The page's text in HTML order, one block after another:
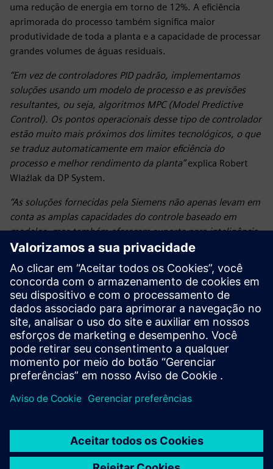
uma redução de energia em torno de 12%. A eficiência
aprimorada do processo também significa maior
produtividade de toda a planta e a capacidade de processar
grandes volumes de águas residuais.
“Em vez de controladores PID padrão, implementamos
soluções usando um modelo de processo e as previsões
resultantes, ou seja, algoritmos MPC (Model Predictive
Control). Os pontos operacionais desse tipo de controlador
estão muito mais próximos dos limites tecnológicos, o que
se traduz automaticamente em maior eficiência do
processo e melhor rendimento da planta”explica Robert
Wlaźlak da DP System.
“As soluções fornecidas pela Siemens não apenas levam em
conta as amplas capacidades do controle baseado em
modelos, mas também oferecem suporte para inteligência
artificial: aprendizado de máquina (aprendizado profundo).
oportunidades adicionais para otimizar o consumo de
energia e obter um melhor desempenho do processo.”
enfatiza Michał Urliński, da Siemens Polska.
A solução implementada facilita a maximização da
quantidade de biogás obtida em processos químicos. Outro
benefício do sistema MACS é a redução do tempo
“Em alguns aspectos, foi possível reduzir a entrada de mão
de obra. Isso se aplica, entre outras coisas, ao controle em
clarificadores secundários, que antes da modernização